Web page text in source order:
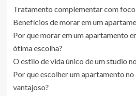
Tratamento complementar com
Benefícios de morar em um
Por que morar em um apartamento
ótima escolha?
O estilo de vida único de um studio
Por que escolher um apartamento
vantajoso?